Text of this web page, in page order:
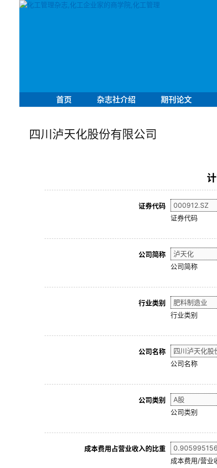
首页 杂志社介绍 期刊论文
四川泸天化股份有限公司
证券代码
证券代码
公司简称
公司简称
行业类别
行业类别
公司名称
公司名称
公司类别
公司类别
成本费用占营业收入的比重
成本费用/营业